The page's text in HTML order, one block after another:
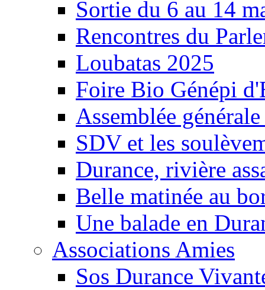
Sortie du 6 au 14
Rencontres du
Loubatas 2025
Foire Bio Génépi
Assemblée
SDV et les
Durance, rivière
Belle matinée au
Une balade en
Associations Amies
Sos Durance